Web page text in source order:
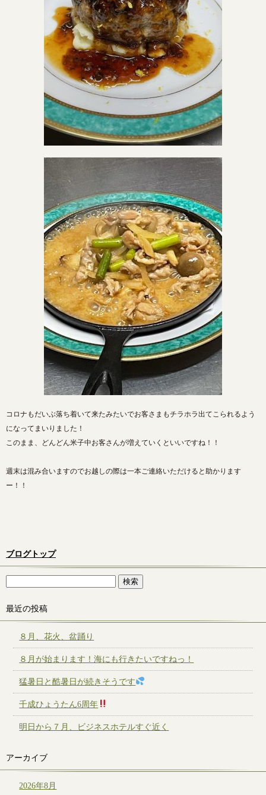
コロナもだいぶ落ち着いて来たみたいでお客さまもチラホラ出てこられるよう
になってまいりました！
このまま、どんどん米子中お客さんが増えていくといいですね！！
週末は混み合いますのでお越しの際は一本ご連絡いただけると助かります
ー！！
ブログトップ
最近の投稿
８月、花火、盆踊り
８月が始まります！海にも行きたいですねっ！
猛暑日と酷暑日が続きそうです
千成ひょうたん6周年
明日から７月、ビジネスホテルすぐ近く
アーカイブ
2026年8月